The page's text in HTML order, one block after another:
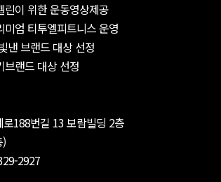
린이 위한 운동영상제공
미엄 티투엘피트니스 운영
낸 브랜드 대상 선정
브랜드 대상 선정
188번길 13 보람빌딩 2층
2927